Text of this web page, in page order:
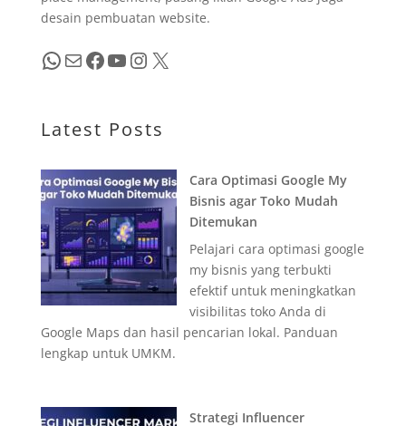
desain pembuatan website.
WhatsApp Mail Facebook YouTube InstagramX
Latest Posts
Cara Optimasi Google My
Bisnis agar Toko Mudah
Ditemukan
Pelajari cara optimasi google
my bisnis yang terbukti
efektif untuk meningkatkan
visibilitas toko Anda di
Google Maps dan hasil pencarian lokal. Panduan
lengkap untuk UMKM.
Strategi Influencer